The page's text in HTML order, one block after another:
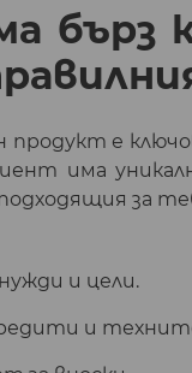
е
има
за
и цели.
и